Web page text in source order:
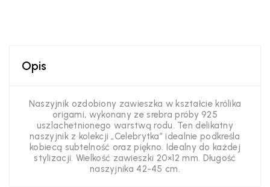
Opis
Naszyjnik ozdobiony zawieszka w kształcie królika
origami, wykonany ze srebra próby 925
uszlachetnionego warstwą rodu. Ten delikatny
naszyjnik z kolekcji „Celebrytka” idealnie podkreśla
kobiecą subtelność oraz piękno. Idealny do każdej
stylizacji. Wielkość zawieszki 20×12 mm. Długość
naszyjnika 42-45 cm.